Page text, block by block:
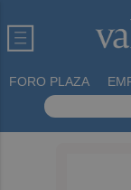
FORO PLAZA